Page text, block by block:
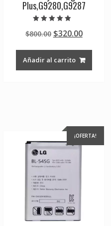
Plus,G9280,G9287
4.50
de 5
$800.00 Original
was:
$800.00.
$320.00
Añadir al carrito
¡OFERTA!